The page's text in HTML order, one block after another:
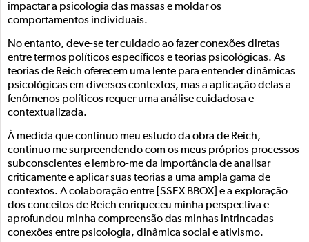
impactar a psicologia das massas e moldar os
comportamentos individuais.
No entanto, deve-se ter cuidado ao fazer conexões diretas
entre termos políticos específicos e teorias psicológicas. As
teorias de Reich oferecem uma lente para entender dinâmicas
psicológicas em diversos contextos, mas a aplicação delas a
fenômenos políticos requer uma análise cuidadosa e
contextualizada.
À medida que continuo meu estudo da obra de Reich,
continuo me surpreendendo com os meus próprios processos
subconscientes e lembro-me da importância de analisar
criticamente e aplicar suas teorias a uma ampla gama de
contextos. A colaboração entre [SSEX BBOX] e a exploração
dos conceitos de Reich enriqueceu minha perspectiva e
aprofundou minha compreensão das minhas intrincadas
conexões entre psicologia, dinâmica social e ativismo.